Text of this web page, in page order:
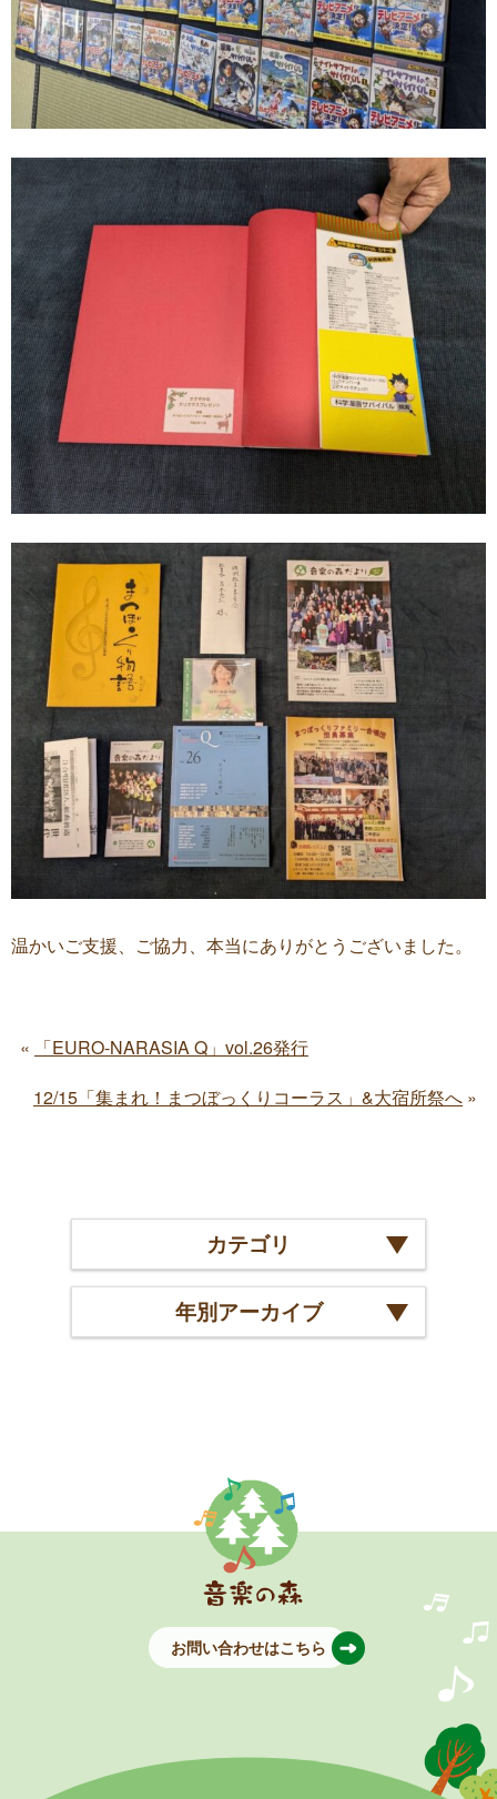
カテゴリ
年別アーカイブ
温かいご支援、ご協力、本当にありがとうございました。
「EURO-NARASIA Q」vol.26発行
12/15「集まれ！まつぼっくりコーラス」&大宿所祭へ
お問い合わせはこちら